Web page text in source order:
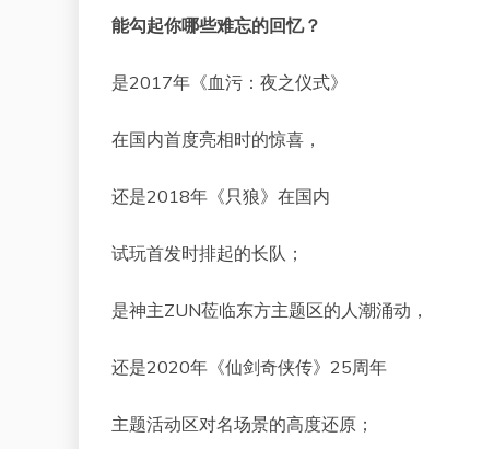
能勾起你哪些难忘的回忆？
是2017年《血污：夜之仪式》
在国内首度亮相时的惊喜，
还是2018年《只狼》在国内
试玩首发时排起的长队；
是神主ZUN莅临东方主题区的人潮涌动，
还是2020年《仙剑奇侠传》25周年
主题活动区对名场景的高度还原；